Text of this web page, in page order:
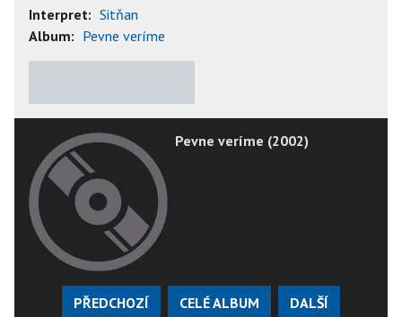
Interpret: Sitňan
Album: Pevne veríme
Pevne veríme (2002)
PŘEDCHOZÍ CELÉ ALBUM DALŠÍ